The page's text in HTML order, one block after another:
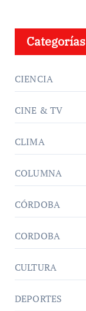
Categorías
CIENCIA
CINE & TV
CLIMA
COLUMNA
CÓRDOBA
CORDOBA
CULTURA
DEPORTES